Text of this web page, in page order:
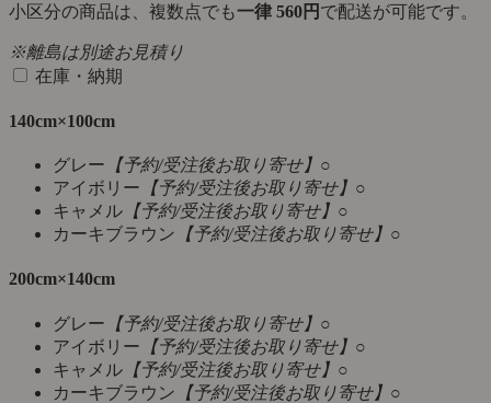
小区分の商品は、複数点でも一律 560円 で配送が可能です。
※離島は別途お見積り
在庫・納期
140cm×100cm
グレー 【予約/受注後お取り寄せ】 ○
アイボリー 【予約/受注後お取り寄せ】 ○
キャメル 【予約/受注後お取り寄せ】 ○
カーキブラウン 【予約/受注後お取り寄せ】 ○
200cm×140cm
グレー 【予約/受注後お取り寄せ】 ○
アイボリー 【予約/受注後お取り寄せ】 ○
キャメル 【予約/受注後お取り寄せ】 ○
カーキブラウン 【予約/受注後お取り寄せ】 ○